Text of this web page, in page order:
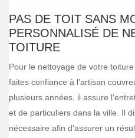
PAS DE TOIT SANS
PERSONNALISÉ DE
TOITURE
Pour le nettoyage de votre
faites confiance à l’artisan
plusieurs années, il assure
et de particuliers dans la ville. Il
nécessaire afin d’assurer un